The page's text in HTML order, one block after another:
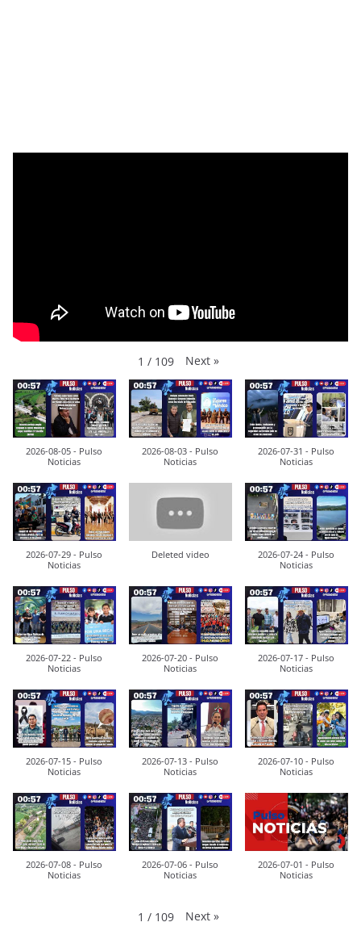
1 / 109 Next »
2026-08-05 - Pulso
Noticias
2026-08-03 - Pulso
Noticias
2026-07-31 - Pulso
Noticias
2026-07-29 - Pulso
Noticias
Deleted video
2026-07-24 - Pulso
Noticias
2026-07-22 - Pulso
Noticias
2026-07-20 - Pulso
Noticias
2026-07-17 - Pulso
Noticias
2026-07-15 - Pulso
Noticias
2026-07-13 - Pulso
Noticias
2026-07-10 - Pulso
Noticias
2026-07-08 - Pulso
Noticias
2026-07-06 - Pulso
Noticias
2026-07-01 - Pulso
Noticias
1 / 109 Next »